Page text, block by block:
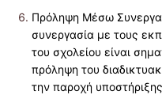
Πρόληψη Μέσω
συνεργασία με τους
του σχολείου είναι
πρόληψη του
την παροχή